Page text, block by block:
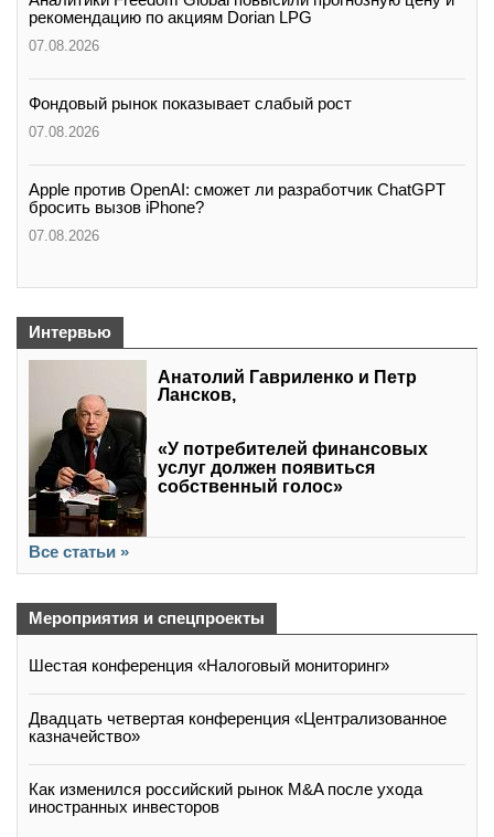
рекомендацию по акциям Dorian LPG
07.08.2026
Фондовый рынок показывает слабый рост
07.08.2026
Apple против OpenAI: сможет ли разработчик ChatGPT
бросить вызов iPhone?
07.08.2026
Интервью
Анатолий Гавриленко и Петр
Лансков,
«У потребителей финансовых
услуг должен появиться
собственный голос»
Все статьи »
Мероприятия и спецпроекты
Шестая конференция «Налоговый мониторинг»
Двадцать четвертая конференция «Централизованное
казначейство»
Как изменился российский рынок M&A после ухода
иностранных инвесторов